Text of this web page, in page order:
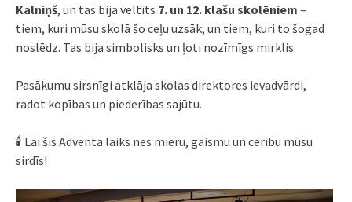
Kalniņš, un tas bija veltīts 7. un 12. klašu skolēniem –
tiem, kuri mūsu skolā šo ceļu uzsāk, un tiem, kuri to šogad
noslēdz. Tas bija simbolisks un ļoti nozīmīgs mirklis.
Pasākumu sirsnīgi atklāja skolas direktores ievadvārdi,
radot kopības un piederības sajūtu.
🕯️ Lai šis Adventa laiks nes mieru, gaismu un cerību mūsu
sirdīs!